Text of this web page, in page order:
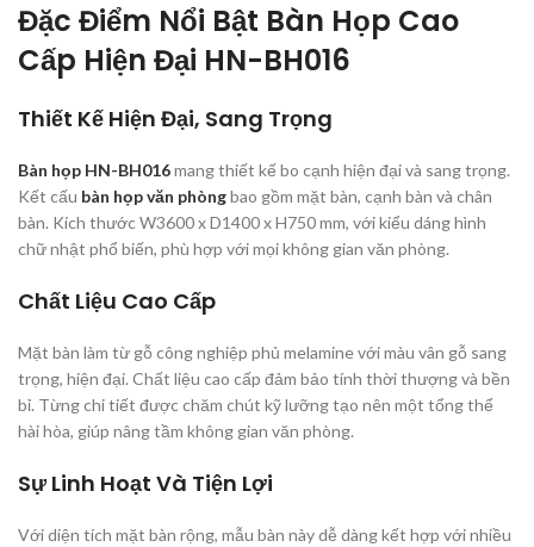
Đặc Điểm Nổi Bật Bàn Họp Cao
Cấp Hiện Đại HN-BH016
Thiết Kế Hiện Đại, Sang Trọng
Bàn họp HN-BH016mang thiết kế bo cạnh hiện đại và sang trọng.
Kết cấu bàn họp văn phòngbao gồm mặt bàn, cạnh bàn và chân
bàn. Kích thước W3600 x D1400 x H750 mm, với kiểu dáng hình
chữ nhật phổ biến, phù hợp với mọi không gian văn phòng.
Chất Liệu Cao Cấp
Mặt bàn làm từ gỗ công nghiệp phủ melamine với màu vân gỗ sang
trọng, hiện đại. Chất liệu cao cấp đảm bảo tính thời thượng và bền
bỉ. Từng chi tiết được chăm chút kỹ lưỡng tạo nên một tổng thể
hài hòa, giúp nâng tầm không gian văn phòng.
Sự Linh Hoạt Và Tiện Lợi
Với diện tích mặt bàn rộng, mẫu bàn này dễ dàng kết hợp với nhiều